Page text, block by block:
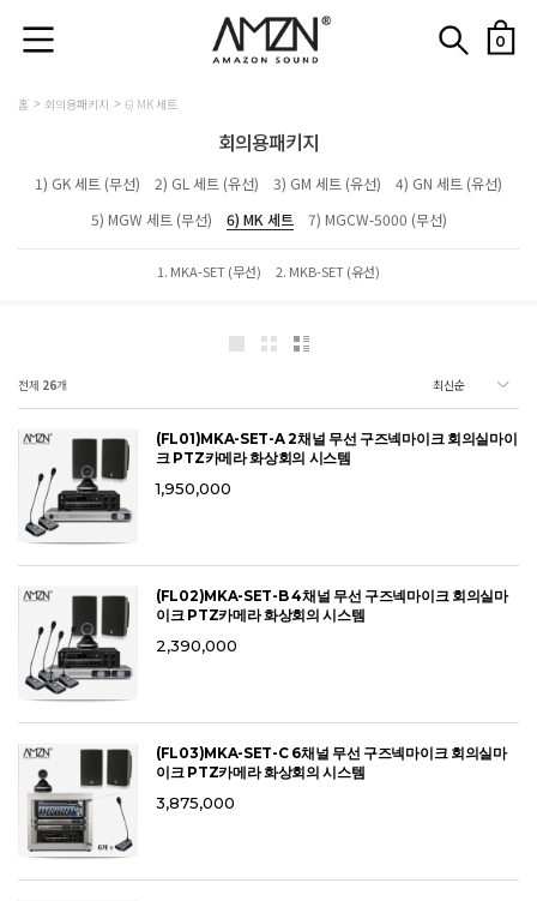
0
홈 회의용패키지 6) MK 세트
회의용패키지
1) GK 세트 (무선) 2) GL 세트 (유선) 3) GM 세트 (유선)
4) GN 세트 (유선)
5) MGW 세트 (무선)
6) MK 세트 7) MGCW-5000 (무선)
1. MKA-SET (무선) 2. MKB-SET (유선)
전체 26개
(FL01)MKA-SET-A 2채널 무선 구즈넥마이크 회의실마이
크 PTZ카메라 화상회의 시스템
1,950,000
(FL02)MKA-SET-B 4채널 무선 구즈넥마이크 회의실마
이크 PTZ카메라 화상회의 시스템
2,390,000
(FL03)MKA-SET-C 6채널 무선 구즈넥마이크 회의실마
이크 PTZ카메라 화상회의 시스템
3,875,000